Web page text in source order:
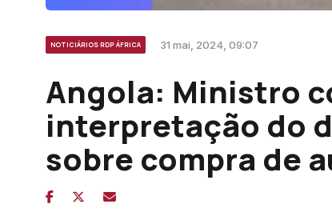
NOTICIÁRIOS RDP ÁFRICA 31 mai, 2024, 09:07
Angola: Ministro
interpretação do
sobre compra de